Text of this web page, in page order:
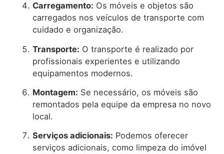
Carregamento: Os móveis e objetos são
carregados nos veículos de transporte com
cuidado e organização.
Transporte: O transporte é realizado por
profissionais experientes e utilizando
equipamentos modernos.
Montagem: Se necessário, os móveis são
remontados pela equipe da empresa no novo
local.
Serviços adicionais: Podemos oferecer
serviços adicionais, como limpeza do imóvel